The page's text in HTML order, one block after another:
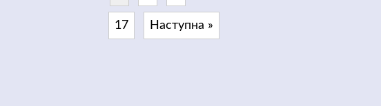
17 Наступна »